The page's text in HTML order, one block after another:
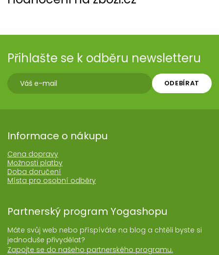
Přihlašte se k odběru newsletteru
ODEBÍRAT
Informace o nákupu
Cena dopravy
Možnosti platby
Doba doručení
Místa pro osobní odběry
Partnerský program Yogashopu
Máte svůj web nebo příspíváte na blog a chtěli byste si
jednoduše přivydělat?
Zapojte se do našeho partnerského programu.